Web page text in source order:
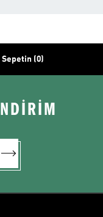
Sepetin (0)